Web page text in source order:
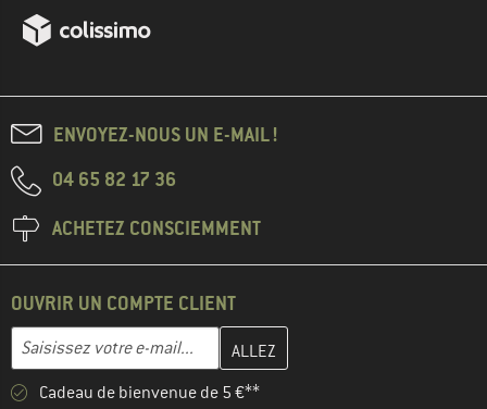
ENVOYEZ-NOUS UN E-MAIL !
04 65 82 17 36
ACHETEZ CONSCIEMMENT
OUVRIR UN COMPTE CLIENT
Adresse e-mail
Entrez votre adresse e-mail ici et créez votre compte client à la
Cadeau de bienvenue de 5 €**